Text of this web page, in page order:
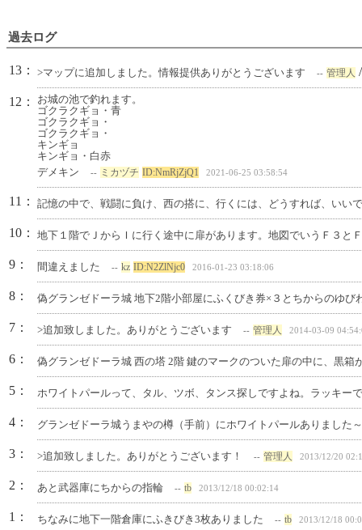
過去ログ
13： >マップに追加しました。情報提供ありがとうございます -- 管理人
12：
お城の池で釣れます。
ゴクラクギョ・青
ゴクラクギョ・
ゴクラクギョ・
キンギョ
キンギョ・白赤
デメキン
-- ミカヅチ ID:NmRjZjQ1 2021-06-25 03:58:54
11： 記憶の中で、戦闘に負け、西の搭に、行くには、どうすれば、いい
10： 地下１階でＪからＩに行く途中に扉があります。地図でいうＦ３と
9： 間違えました -- kz ID:N2ZlNjc0 2016-01-23 03:18:06
8： 偽グランゼドーラ城 地下2階小部屋にふくびき券×３とちからのゆび
7： >追加致しました。ありがとうございます -- 管理人 2014-03-09
6： 偽グランゼドーラ城 西の塔 2階 鍵のマークのついた扉の中に、黒箱
5： ホワイトパールって、タル、ツボ、タンス探しですよね。ラッキー
4： グランゼドーラ城うまやの樽（手前）にホワイトパールありました～
3： >追加致しました。ありがとうございます！ -- 管理人 2013/12/20
2： あと武器庫にちからの指輪 -- tb 2013/12/18 00:02:14
1： ちなみに地下一階倉庫にふきびき3枚ありました -- tb 2013/12/18